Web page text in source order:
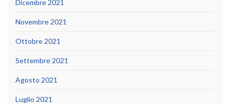
Dicembre 2021
Novembre 2021
Ottobre 2021
Settembre 2021
Agosto 2021
Luglio 2021